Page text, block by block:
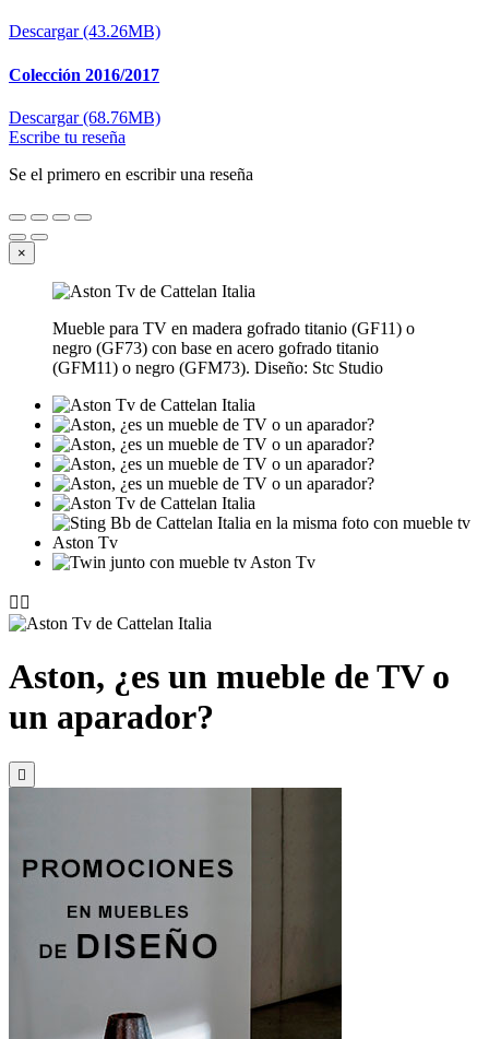
Descargar (43.26MB)
Colección 2016/2017
Descargar (68.76MB)
Escribe tu reseña
Se el primero en escribir una reseña
×
Mueble para TV en madera gofrado titanio (GF11) o
negro (GF73) con base en acero gofrado titanio
(GFM11) o negro (GFM73). Diseño: Stc Studio
 
Aston, ¿es un mueble de TV o
un aparador?
